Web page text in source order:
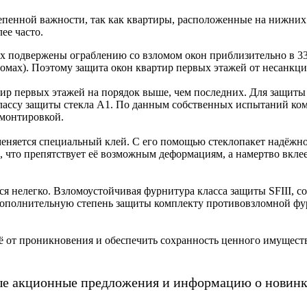
важности, так как квартиры, расположенные на
часто.
подвержены ограблению cо взломом окон приблизительно в
Поэтому защита окон квартир первых этажей от
первых этажей на порядок выше, чем последних. Для
защиты стекла А1. По данным собственных испытаний
специальный клей. С его помощью стеклопакет
что препятствует её возможным деформациям, а намертво
нелегко. Взломоустойчивая фурнитура класса защиты SFIII,
степень защиты комплекту противовзломной
проникновения и обеспечить сохранность ценного
акционные предложения и информацию о